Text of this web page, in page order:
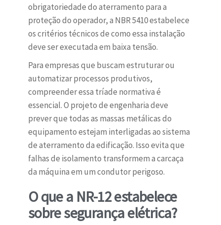
obrigatoriedade do aterramento para a
proteção do operador, a NBR 5410 estabelece
os critérios técnicos de como essa instalação
deve ser executada em baixa tensão.
Para empresas que buscam estruturar ou
automatizar processos produtivos,
compreender essa tríade normativa é
essencial. O projeto de engenharia deve
prever que todas as massas metálicas do
equipamento estejam interligadas ao sistema
de aterramento da edificação. Isso evita que
falhas de isolamento transformem a carcaça
da máquina em um condutor perigoso.
O que a NR-12 estabelece
sobre segurança elétrica?